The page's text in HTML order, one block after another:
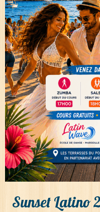
Sunset Latino